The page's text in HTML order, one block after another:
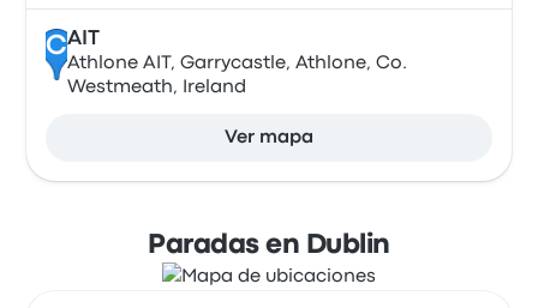
CAIT
Athlone AIT, Garrycastle, Athlone, Co.
Westmeath, Ireland
Ver mapa
Paradas en Dublin